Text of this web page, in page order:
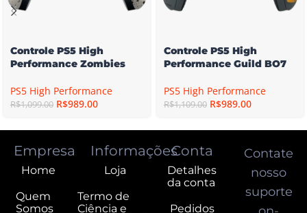
Controle PS5 High
Performance Zombies
PS5 High Performance
R$1,099.00 R$989.00
Controle PS5 High
Performance Guild BO7
PS5 High Performance
R$1,109.00 R$989.00
Empresa
Home
Quem
Somos
Informações
Loja
Termo de
Ciência e
Conta
Detalhes
da conta
Pedidos
Contate
nosso
suporte